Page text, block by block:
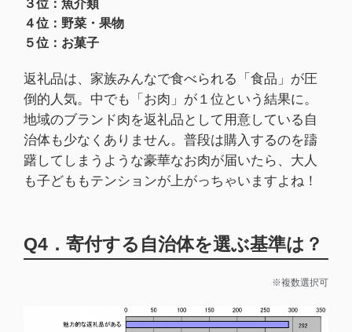
３位：魚介類
４位：野菜・果物
５位：お菓子
返礼品は、家族みんなで食べられる「食品」が圧
倒的人気。中でも「お肉」が１位という結果に。
地域のブランド肉を返礼品として用意している自
治体も少なくありません。普段は購入するのを躊
躇してしまうような豪華なお肉が届いたら、大人
も子どももテンションが上がっちゃいますよね！
Q4．寄付する自治体を選ぶ基準は？
※複数選択可